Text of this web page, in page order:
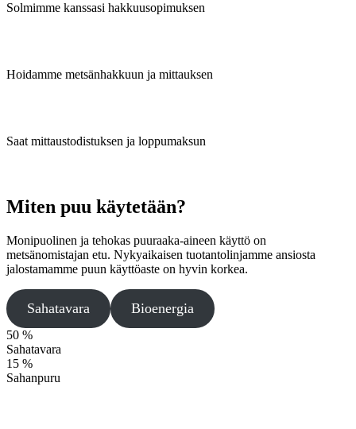
Solmimme kanssasi hakkuusopimuksen
Hoidamme metsänhakkuun ja mittauksen
Saat mittaustodistuksen ja loppumaksun
Miten puu käytetään?
Monipuolinen ja tehokas puuraaka-aineen käyttö on
metsänomistajan etu. Nykyaikaisen tuotantolinjamme ansiosta
jalostamamme puun käyttöaste on hyvin korkea.
Sahatavara Bioenergia
50 %
Sahatavara
15 %
Sahanpuru